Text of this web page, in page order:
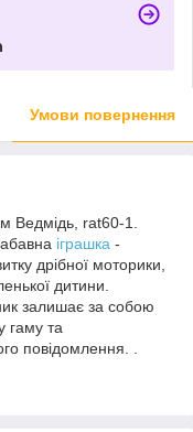
Умови повернення
Ведмідь, rat60-1.
іграшка -
дрібної моторики,
дитини.
залишає за собою
гаму та
повідомлення. .